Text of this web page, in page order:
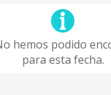
hemos podido
para esta fecha.